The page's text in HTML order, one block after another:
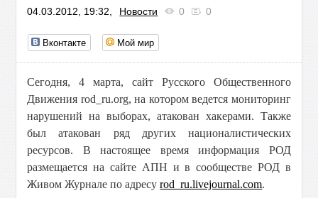
04.03.2012, 19:32, Новости 0 0
Вконтакте Мой мир
Сегодня, 4 марта, сайт Русского Общественного
Движения rod_ru.org, на котором ведется мониторинг
нарушений на выборах, атакован хакерами. Также
был атакован ряд других националистических
ресурсов. В настоящее время информация РОД
размещается на сайте АПН и в сообществе РОД в
Живом Журнале по адресуrod_ru.livejournal.com.